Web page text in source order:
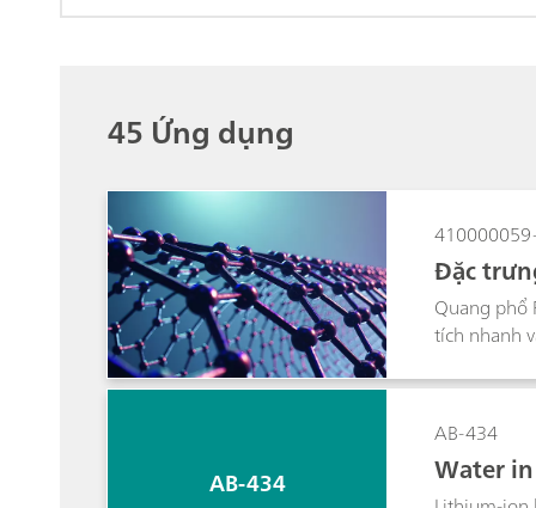
45 Ứng dụng
Đặc
Quang phổ
tích nhanh
đối.
AB-434
AB-434
Water